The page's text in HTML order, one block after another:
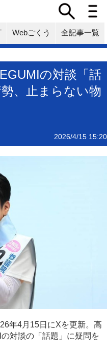
Webごくう 全記事一覧
の対談「話
、止まらない物
2026/4/15 15:20
年4月15日にXを更新。高
対談の「話題」に疑問を